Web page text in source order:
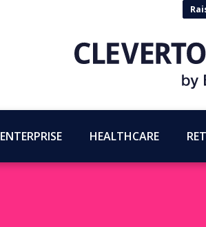
ENTERPRISE HEALTHCARE